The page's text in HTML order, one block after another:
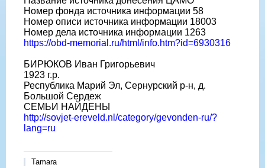
Номер фонда источника информации 58
Номер описи источника информации 18003
Номер дела источника информации 1263
https://obd-memorial.ru/html/info.htm?id=6930316
БИРЮКОВ Иван Григорьевич
1923 г.р.
Республика Марий Эл, Сернурский р-н, д.
Большой Сердеж
СЕМЬИ НАЙДЕНЫ
http://sovjet-ereveld.nl/category/gevonden-ru/?
lang=ru
Tamara